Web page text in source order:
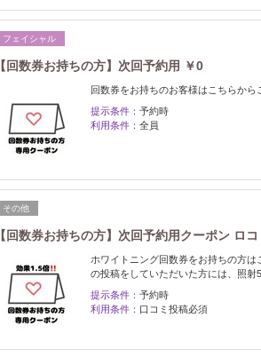
フェイシャル
【回数券お持ちの方】次回予約用 ￥0
回数券をお持ちのお客様はこちらから
提示条件： 予約時
利用条件： 全員
その他
【回数券お持ちの方】次回予約用クーポン ロ
ホワイトニング回数券をお持ちの方
の投稿をしていただいた方には、照射
提示条件： 予約時
利用条件： 口コミ投稿必須